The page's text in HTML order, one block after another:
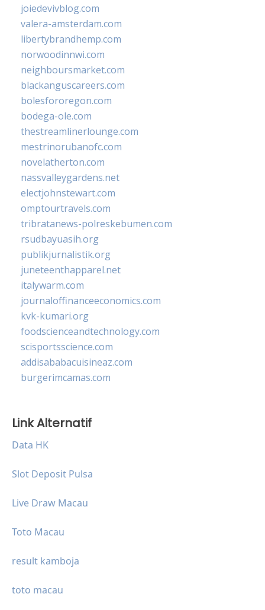
joiedevivblog.com
valera-amsterdam.com
libertybrandhemp.com
norwoodinnwi.com
neighboursmarket.com
blackanguscareers.com
bolesfororegon.com
bodega-ole.com
thestreamlinerlounge.com
mestrinorubanofc.com
novelatherton.com
nassvalleygardens.net
electjohnstewart.com
omptourtravels.com
tribratanews-polreskebumen.com
rsudbayuasih.org
publikjurnalistik.org
juneteenthapparel.net
italywarm.com
journaloffinanceeconomics.com
kvk-kumari.org
foodscienceandtechnology.com
scisportsscience.com
addisababacuisineaz.com
burgerimcamas.com
Link Alternatif
Data HK
Slot Deposit Pulsa
Live Draw Macau
Toto Macau
result kamboja
toto macau